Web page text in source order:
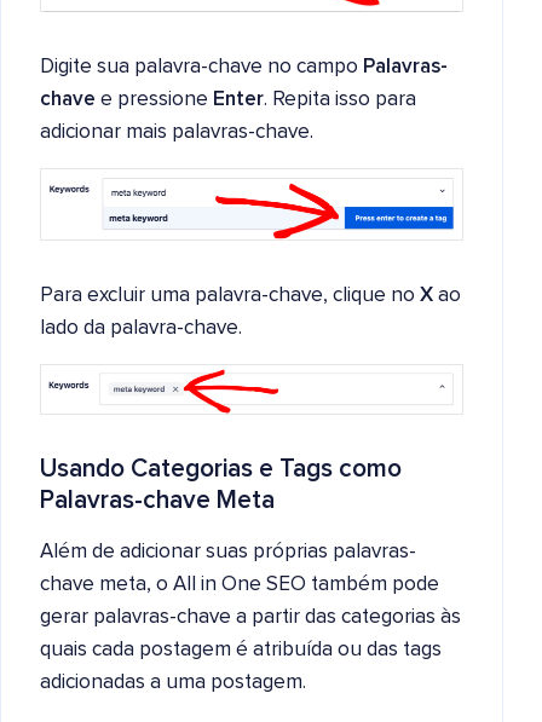
Digite sua palavra-chave no campo Palavras-
chave e pressione Enter. Repita isso para
adicionar mais palavras-chave.
Para excluir uma palavra-chave, clique no X ao
lado da palavra-chave.
Usando Categorias e Tags como
Palavras-chave Meta
Além de adicionar suas próprias palavras-
chave meta, o All in One SEO também pode
gerar palavras-chave a partir das categorias às
quais cada postagem é atribuída ou das tags
adicionadas a uma postagem.